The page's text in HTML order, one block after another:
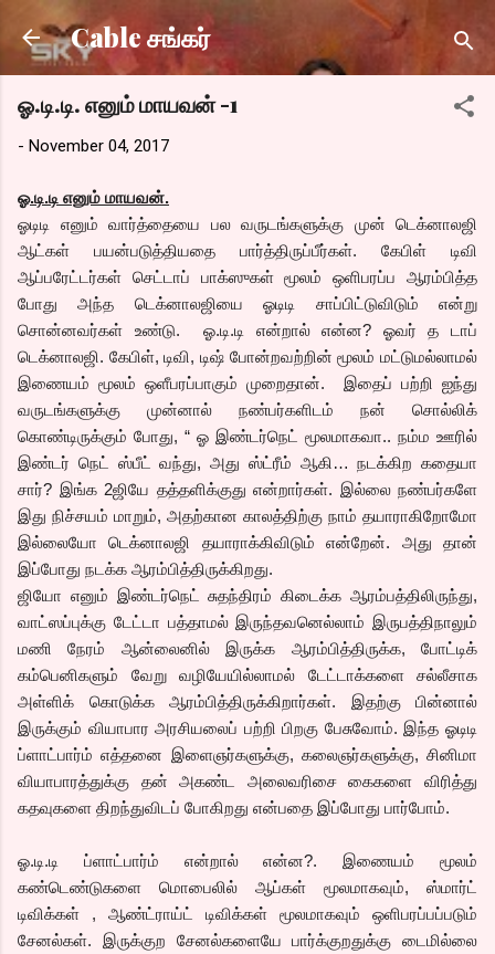
Skip to main content
Cable சங்கர்
ஓ.டி.டி. எனும் மாயவன் -1
- November 04, 2017
ஓ.டி.டி எனும் மாயவன்.
ஓடிடி எனும் வார்த்தையை பல வருடங்களுக்கு முன் டெக்னாலஜி
ஆட்கள் பயன்படுத்தியதை பார்த்திருப்பீர்கள். கேபிள் டிவி
ஆப்பரேட்டர்கள் செட்டாப் பாக்ஸுகள் மூலம் ஒளிபரப்ப ஆரம்பித்த
போது அந்த டெக்னாலஜியை ஓடிடி சாப்பிட்டுவிடும் என்று
சொன்னவர்கள் உண்டு. ஓ.டி.டி என்றால் என்ன? ஓவர் த டாப்
டெக்னாலஜி. கேபிள், டிவி, டிஷ் போன்றவற்றின் மூலம் மட்டுமல்லாமல்
இணையம் மூலம் ஒளீபரப்பாகும் முறைதான். இதைப் பற்றி ஐந்து
வருடங்களுக்கு முன்னால் நண்பர்களிடம் நன் சொல்லிக்
கொண்டிருக்கும் போது, “ ஓ இண்டர்நெட் மூலமாகவா.. நம்ம ஊரில்
இண்டர் நெட் ஸ்பீட் வந்து, அது ஸ்ட்ரீம் ஆகி… நடக்கிற கதையா
சார்? இங்க 2ஜியே தத்தளிக்குது என்றார்கள். இல்லை நண்பர்களே
இது நிச்சயம் மாறும், அதற்கான காலத்திற்கு நாம் தயாராகிறோமோ
இல்லையோ டெக்னாலஜி தயாராக்கிவிடும் என்றேன். அது தான்
இப்போது நடக்க ஆரம்பித்திருக்கிறது.
ஜியோ எனும் இண்டர்நெட் சுதந்திரம் கிடைக்க ஆரம்பத்திலிருந்து,
வாட்ஸப்புக்கு டேட்டா பத்தாமல் இருந்தவனெல்லாம் இருபத்திநாலும்
மணி நேரம் ஆன்லைனில் இருக்க ஆரம்பித்திருக்க, போட்டிக்
கம்பெனிகளும் வேறு வழியேயில்லாமல் டேட்டாக்களை சல்லீசாக
அள்ளிக் கொடுக்க ஆரம்பித்திருக்கிறார்கள். இதற்கு பின்னால்
இருக்கும் வியாபார அரசியலைப் பற்றி பிறகு பேசுவோம். இந்த ஓடிடி
ப்ளாட்பார்ம் எத்தனை இளைஞர்களுக்கு, கலைஞர்களுக்கு, சினிமா
வியாபாரத்துக்கு தன் அகண்ட அலைவரிசை கைகளை விரித்து
கதவுகளை திறந்துவிடப் போகிறது என்பதை இப்போது பார்போம்.
ஓ.டி.டி ப்ளாட்பார்ம் என்றால் என்ன?. இணையம் மூலம்
கண்டெண்டுகளை மொபைலில் ஆப்கள் மூலமாகவும், ஸ்மார்ட்
டிவிக்கள் , ஆண்ட்ராய்ட் டிவிக்கள் மூலமாகவும் ஒளிபரப்பப்படும்
சேனல்கள். இருக்குற சேனல்களையே பார்க்குறதுக்கு டைமில்லை